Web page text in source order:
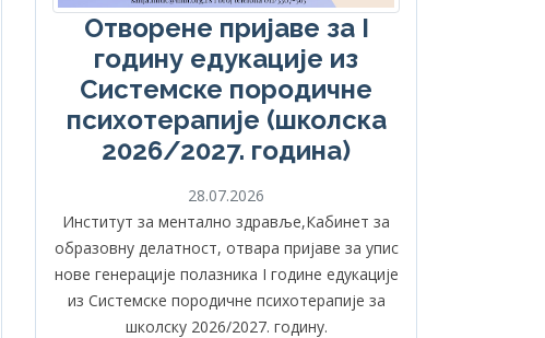
Отворене пријаве за I
годину едукације из
Системске породичне
психотерапије (школска
2026/2027. година)
28.07.2026
Институт за ментално здравље,Кабинет за
образовну делатност, отвара пријаве за упис
нове генерације полазника I године едукације
из Системске породичне психотерапије за
школску 2026/2027. годину.